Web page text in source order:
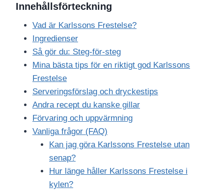
Innehållsförteckning
Vad är Karlssons Frestelse?
Ingredienser
Så gör du: Steg-för-steg
Mina bästa tips för en riktigt god Karlssons
Frestelse
Serveringsförslag och dryckestips
Andra recept du kanske gillar
Förvaring och uppvärmning
Vanliga frågor (FAQ)
Kan jag göra Karlssons Frestelse utan
senap?
Hur länge håller Karlssons Frestelse i
kylen?